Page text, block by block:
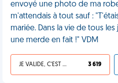
envoyé une photo de ma
m'attendais à tout sauf :
mariée. Dans la vie de tous
une merde en fait !" VDM
JE VALIDE, C'EST UNE VDM 3 619